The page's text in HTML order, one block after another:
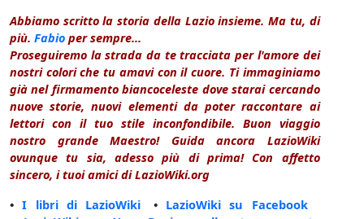
Abbiamo scritto la storia della Lazio insieme. Ma tu, di
più. Fabio per sempre...
Proseguiremo la strada da te tracciata per l'amore dei
nostri colori che tu amavi con il cuore. Ti immaginiamo
già nel firmamento biancoceleste dove starai cercando
nuove storie, nuovi elementi da poter raccontare ai
lettori con il tuo stile inconfondibile. Buon viaggio
nostro grande Maestro! Guida ancora LazioWiki
ovunque tu sia, adesso più di prima! Con affetto
sincero, i tuoi amici di LazioWiki.org
•I libri di LazioWiki • LazioWiki su Facebook